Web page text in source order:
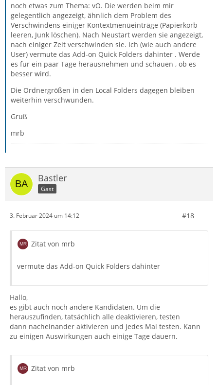
noch etwas zum Thema: vO. Die werden beim mir
gelegentlich angezeigt, ähnlich dem Problem des
Verschwindens einiger Kontextmenüeinträge (Papierkorb
leeren, Junk löschen). Nach Neustart werden sie angezeigt,
nach einiger Zeit verschwinden sie. Ich (wie auch andere
User) vermute das Add-on Quick Folders dahinter . Werde
es für ein paar Tage herausnehmen und schauen , ob es
besser wird.
Die Ordnergrößen in den Local Folders dagegen bleiben
weiterhin verschwunden.
Gruß
mrb
Bastler
Gast
3. Februar 2024 um 14:12 #18
Zitat von mrb
vermute das Add-on Quick Folders dahinter
Hallo,
es gibt auch noch andere Kandidaten. Um die
herauszufinden, tatsächlich alle deaktivieren, testen
dann nacheinander aktivieren und jedes Mal testen. Kann
zu einigen Auswirkungen auch einige Tage dauern.
Zitat von mrb